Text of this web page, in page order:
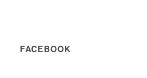
FACEBOOK